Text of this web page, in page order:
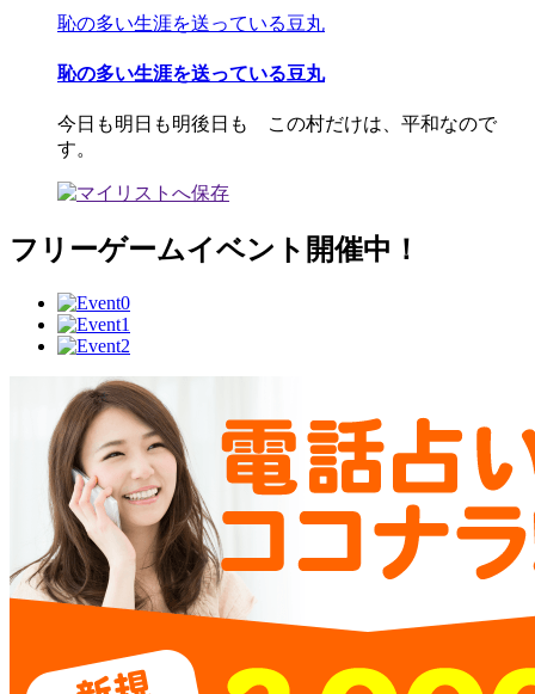
恥の多い生涯を送っている豆丸
恥の多い生涯を送っている豆丸
今日も明日も明後日も この村だけは、平和なので
す。
フリーゲームイベント開催中！